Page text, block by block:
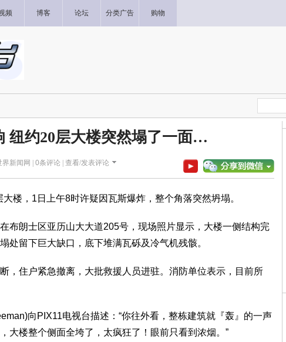
频 博客 论坛 分类广告 购物
纽约20层大楼突然塌了一面…
新闻网 | 0条评论 | 查看/发表评论
楼，1日上午8时许疑因瓦斯爆炸，整个角落突然坍塌。
布朗士区亚历山大大道205号，现场照片显示，大楼一侧结构完
处留下巨大缺口，底下堆满瓦砾及冷气机残骸。
，住户紧急撤离，大批救援人员进驻。消防单位表示，目前所
向PIX11电视台描述：“你往外看，整栋建筑就『轰』的一声
大楼整个侧面全垮了，太疯狂了！眼前只看到浓烟。”